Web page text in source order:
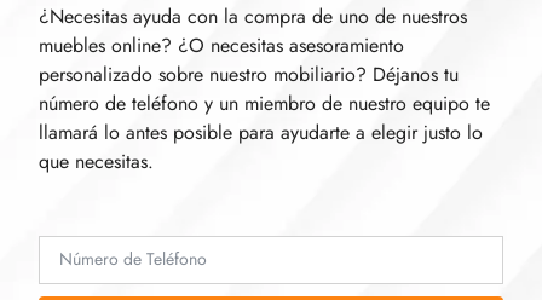
¿Necesitas ayuda con la compra de uno de nuestros
muebles online? ¿O necesitas asesoramiento
personalizado sobre nuestro mobiliario? Déjanos tu
número de teléfono y un miembro de nuestro equipo te
llamará lo antes posible para ayudarte a elegir justo lo
que necesitas.